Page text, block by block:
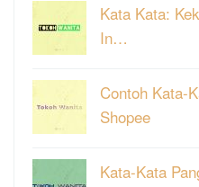
Kata Kata:
In…
Contoh Kata-
Shopee
Kata-Kata